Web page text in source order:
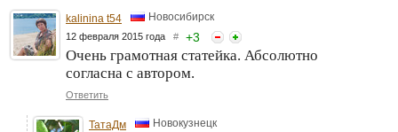
kalinina t54 Новосибирск
12 февраля 2015 года # +3
Очень грамотная статейка. Абсолютно
согласна с автором.
Ответить
ТатаДм Новокузнецк